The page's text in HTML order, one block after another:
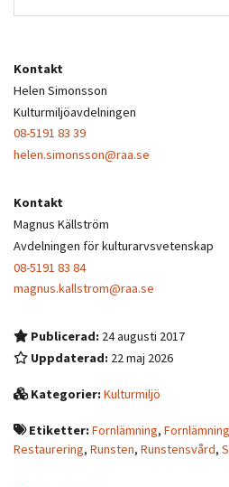
Kontakt
Helen Simonsson
Kulturmiljöavdelningen
08-5191 83 39
helen.simonsson@raa.se
Kontakt
Magnus Källström
Avdelningen för kulturarvsvetenskap
08-5191 83 84
magnus.kallstrom@raa.se
Publicerad: 24 augusti 2017
Uppdaterad: 22 maj 2026
Kategorier:Kulturmiljö
Etiketter:Fornlämning,
Restaurering, Runsten, Runstensvård,